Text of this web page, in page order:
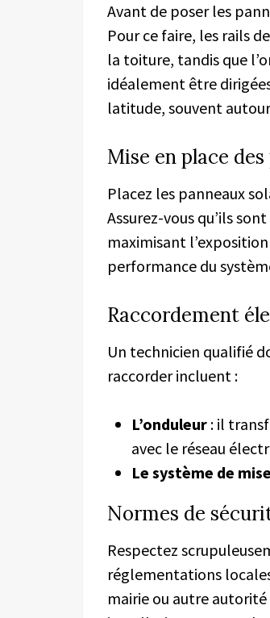
Avant de poser les
Pour ce faire, les rails
la toiture, tandis que
idéalement être
latitude, souvent
Mise en place
Placez les panneaux
Assurez-vous qu’ils
maximisant
performance du
Raccordement
Un technicien qualifié
raccorder incluent :
L’onduleur : il
avec le réseau
Le système de
Normes de
Respectez
réglementations
mairie ou autre